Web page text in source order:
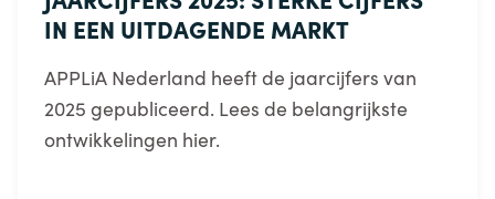
IN EEN UITDAGENDE MARKT
APPLiA Nederland heeft de jaarcijfers van
2025 gepubliceerd. Lees de belangrijkste
ontwikkelingen hier.